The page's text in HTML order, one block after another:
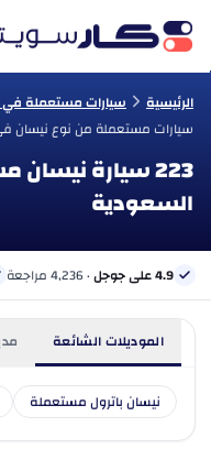
الرئيسية
سيارات مستعملة في
سيارات مستعملة من نوع نيسان
223 سيارة
السعودية
4.9 على جوجل · 4,236 مراجعة
الموديلات الشائعة
نيسان باترول مستعملة